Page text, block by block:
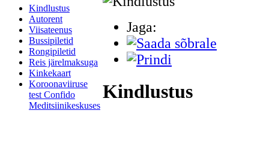
Kindlustus
Autorent
Viisateenus
Bussipiletid
Rongipiletid
Reis järelmaksuga
Kinkekaart
Koroonaviiruse
test Confido
Meditsiinikeskuses
Jaga:
Kindlustus